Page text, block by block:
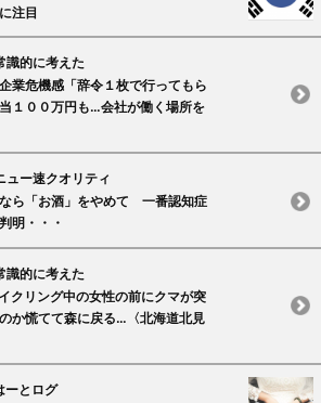
注目
的に考えた
業危機感「辞令１枚で行ってもら
１００万円も…会社が働く場所を
ー速クオリティ
なら「お酒」をやめて 一番認知症
明・・・
的に考えた
リング中の女性の前にクマが突
か慌てて森に戻る…〈北海道北見
とログ